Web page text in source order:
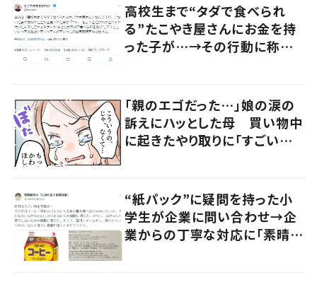
高校生まで“タダで食べられ
る”たこやき屋さんにお金を持
った子が…→その行動に称賛
「親のエゴだった…」娘の涙の
訴えにハッとした母 買い物中
に起きたやり取りに「すごい分
“紙パック”に疑問を持った小
学生が企業に問い合わせ→企
業からの丁寧な対応に「素晴ら